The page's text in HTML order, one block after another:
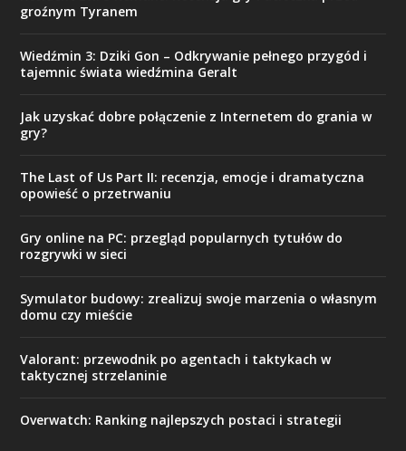
groźnym Tyranem
Wiedźmin 3: Dziki Gon – Odkrywanie pełnego przygód i
tajemnic świata wiedźmina Geralt
Jak uzyskać dobre połączenie z Internetem do grania w
gry?
The Last of Us Part II: recenzja, emocje i dramatyczna
opowieść o przetrwaniu
Gry online na PC: przegląd popularnych tytułów do
rozgrywki w sieci
Symulator budowy: zrealizuj swoje marzenia o własnym
domu czy mieście
Valorant: przewodnik po agentach i taktykach w
taktycznej strzelaninie
Overwatch: Ranking najlepszych postaci i strategii